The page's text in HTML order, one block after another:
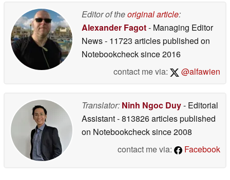
nagrywania filmów w
rozdzielczości 8K z
otwartą klapką
25/06/2026
Editor of theoriginal article:
Alexander Fagot- Managing Editor
News- 11723 articles published on
Notebookchecksince 2016
contact me via:
@alfawien
Translator: Ninh Ngoc Duy- Editorial
Assistant- 813826 articles published
on Notebookchecksince 2008
contact me via:
Facebook